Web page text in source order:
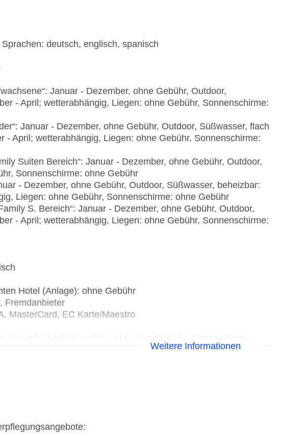
deutsch, englisch, spanisch
Januar - Dezember, ohne Gebühr, Outdoor,
- April; wetterabhängig, Liegen: ohne Gebühr, Sonnenschirme:
Januar - Dezember, ohne Gebühr, Outdoor, Süßwasser, flach
- April; wetterabhängig, Liegen: ohne Gebühr, Sonnenschirme:
Suiten Bereich“: Januar - Dezember, ohne Gebühr, Outdoor,
Sonnenschirme: ohne Gebühr
- Dezember, ohne Gebühr, Outdoor, Süßwasser, beheizbar:
Liegen: ohne Gebühr, Sonnenschirme: ohne Gebühr
S. Bereich“: Januar - Dezember, ohne Gebühr, Outdoor,
- April; wetterabhängig, Liegen: ohne Gebühr, Sonnenschirme:
Hotel (Anlage): ohne Gebühr
Fremdanbieter
MasterCard, EC Karte/Maestro
Weitere Informationen